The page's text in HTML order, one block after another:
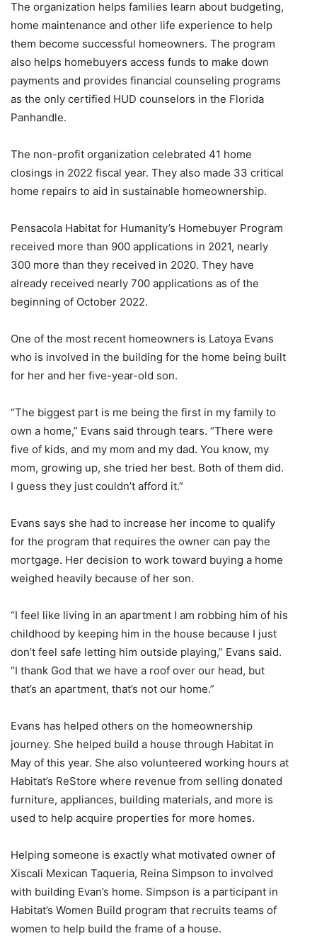
The organization helps families learn about budgeting,
home maintenance and other life experience to help
them become successful homeowners. The program
also helps homebuyers access funds to make down
payments and provides financial counseling programs
as the only certified HUD counselors in the Florida
Panhandle.
The non-profit organization celebrated 41 home
closings in 2022 fiscal year. They also made 33 critical
home repairs to aid in sustainable homeownership.
Pensacola Habitat for Humanity’s Homebuyer Program
received more than 900 applications in 2021, nearly
300 more than they received in 2020. They have
already received nearly 700 applications as of the
beginning of October 2022.
One of the most recent homeowners is Latoya Evans
who is involved in the building for the home being built
for her and her five-year-old son.
“The biggest part is me being the first in my family to
own a home,” Evans said through tears. “There were
five of kids, and my mom and my dad. You know, my
mom, growing up, she tried her best. Both of them did.
I guess they just couldn’t afford it.”
Evans says she had to increase her income to qualify
for the program that requires the owner can pay the
mortgage. Her decision to work toward buying a home
weighed heavily because of her son.
“I feel like living in an apartment I am robbing him of his
childhood by keeping him in the house because I just
don’t feel safe letting him outside playing,” Evans said.
“I thank God that we have a roof over our head, but
that’s an apartment, that’s not our home.”
Evans has helped others on the homeownership
journey. She helped build a house through Habitat in
May of this year. She also volunteered working hours at
Habitat’s ReStore where revenue from selling donated
furniture, appliances, building materials, and more is
used to help acquire properties for more homes.
Helping someone is exactly what motivated owner of
Xiscali Mexican Taqueria, Reina Simpson to involved
with building Evan’s home. Simpson is a participant in
Habitat’s Women Build program that recruits teams of
women to help build the frame of a house.